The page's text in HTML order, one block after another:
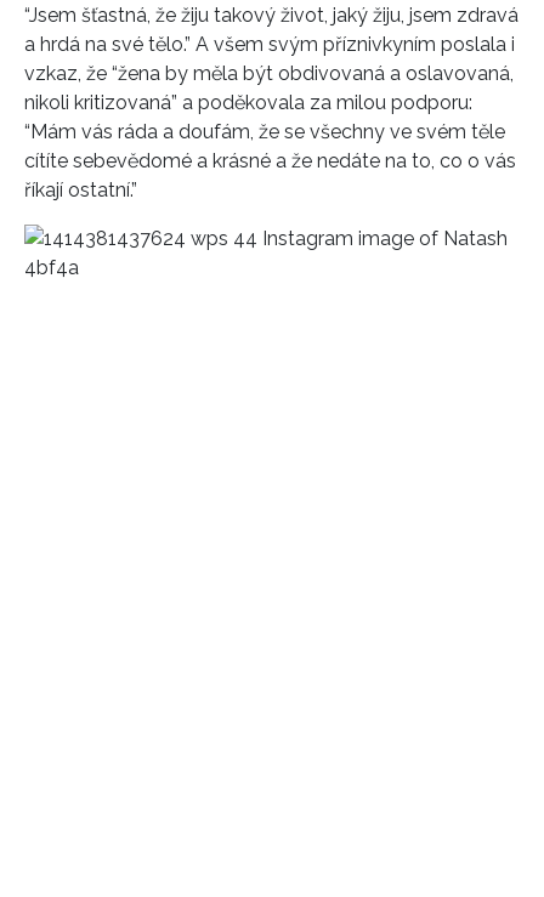
“Jsem šťastná, že žiju takový život, jaký žiju, jsem zdravá
a hrdá na své tělo.” A všem svým příznivkyním poslala i
vzkaz, že “žena by měla být obdivovaná a oslavovaná,
nikoli kritizovaná” a poděkovala za milou podporu:
“Mám vás ráda a doufám, že se všechny ve svém těle
cítíte sebevědomé a krásné a že nedáte na to, co o vás
říkají ostatní.”